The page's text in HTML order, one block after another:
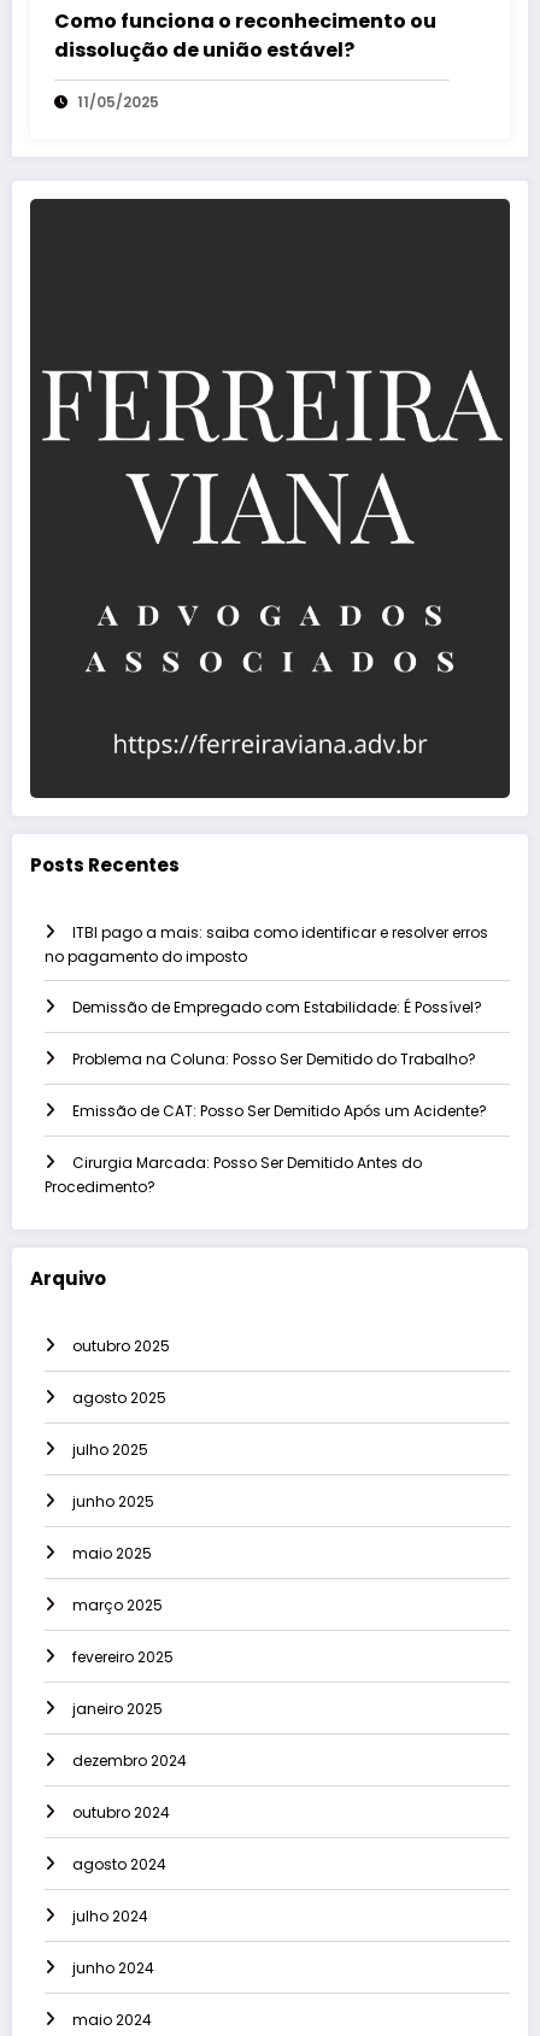
Como funciona o reconhecimento ou
dissolução de união estável?
11/05/2025
Posts Recentes
ITBI pago a mais: saiba como identificar e resolver erros
no pagamento do imposto
Demissão de Empregado com Estabilidade: É Possível?
Problema na Coluna: Posso Ser Demitido do Trabalho?
Emissão de CAT: Posso Ser Demitido Após um Acidente?
Cirurgia Marcada: Posso Ser Demitido Antes do
Procedimento?
Arquivo
outubro 2025
agosto 2025
julho 2025
junho 2025
maio 2025
março 2025
fevereiro 2025
janeiro 2025
dezembro 2024
outubro 2024
agosto 2024
julho 2024
junho 2024
maio 2024